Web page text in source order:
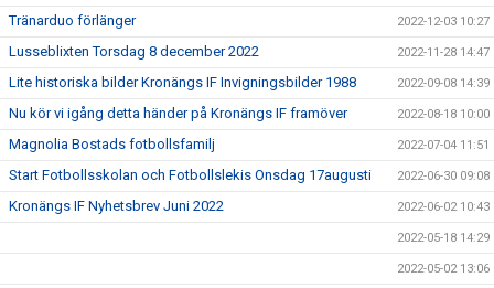
Tränarduo förlänger 2022-12-03 10:27
Lusseblixten Torsdag 8 december 2022 2022-11-28 14:47
Lite historiska bilder Kronängs IF Invigningsbilder 1988 2022-09-08 14:39
Nu kör vi igång detta händer på Kronängs IF framöver 2022-08-18 10:00
Magnolia Bostads fotbollsfamilj 2022-07-04 11:51
Start Fotbollsskolan och Fotbollslekis Onsdag 17augusti 2022-06-30 09:08
Kronängs IF Nyhetsbrev Juni 2022 2022-06-02 10:43
2022-05-18 14:29
2022-05-02 13:06